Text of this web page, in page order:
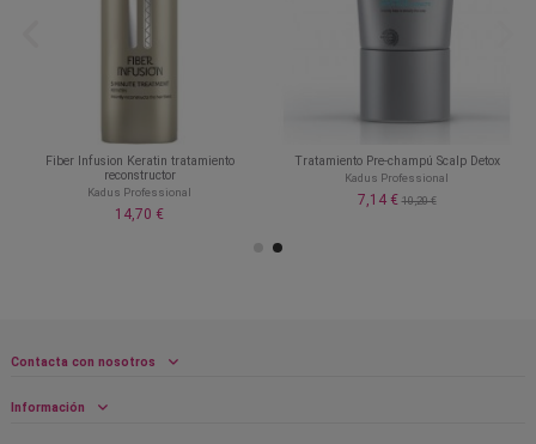
Fiber Infusion Keratin tratamiento
reconstructor
Kadus Professional
14,70 €
Tratamiento Pre-champú Scalp Detox
Kadus Professional
7,14 €10,20 €
Contacta con nosotros
Información